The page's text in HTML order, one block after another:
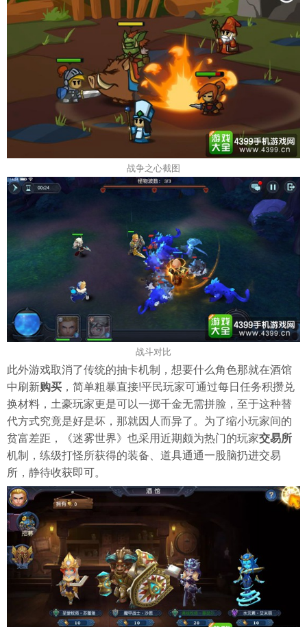
战争之心截图
战斗对比
此外游戏取消了传统的抽卡机制，想要什么角色那就在酒馆
中刷新购买 ，简单粗暴直接!平民玩家可通过每日任务积攒兑
换材料，土豪玩家更是可以一掷千金无需拼脸，至于这种替
代方式究竟是好是坏，那就因人而异了。为了缩小玩家间的
贫富差距，《迷雾世界》也采用近期颇为热门的玩家交易所
机制，练级打怪所获得的装备、道具通通一股脑扔进交易
所，静待收获即可。